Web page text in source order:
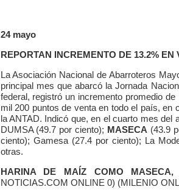
24 mayo
REPORTAN INCREMENTO DE 13.2%
La Asociación Nacional de Abarroteros
principal mes que abarcó la Jornada
federal, registró un incremento promedio
mil 200 puntos de venta en todo el país, en
la ANTAD. Indicó que, en el cuarto mes
DUMSA (49.7 por ciento); MASECA (43.9
ciento); Gamesa (27.4 por ciento); La
otras.
HARINA DE MAÍZ COMO
NOTICIAS.COM ONLINE 0) (MILENIO